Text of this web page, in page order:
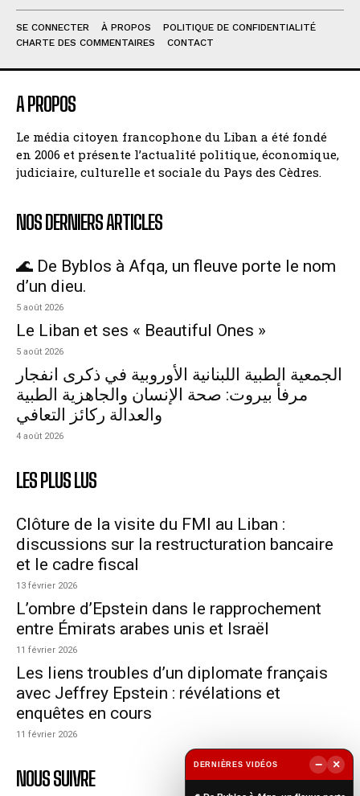
SE CONNECTER À PROPOS
POLITIQUE DE CONFIDENTIALITÉ
CHARTE DES COMMENTAIRES
CONTACT
A PROPOS
Le média citoyen francophone du Liban a été fondé
en 2006 et présente l’actualité politique, économique,
judiciaire, culturelle et sociale du Pays des Cèdres.
NOS DERNIERS ARTICLES
🌊 De Byblos à Afqa, un fleuve porte le nom
d’un dieu.
5 août 2026
Le Liban et ses « Beautiful Ones »
5 août 2026
الجمعية الطبية اللبنانية الأوروبية في ذكرى انفجار
مرفأ بيروت: صحة الإنسان والجاهزية الطبية
والعدالة ركائز التعافي
4 août 2026
LES PLUS LUS
Clôture de la visite du FMI au Liban :
discussions sur la restructuration bancaire
et le cadre fiscal
13 février 2026
L’ombre d’Epstein dans le rapprochement
entre Émirats arabes unis et Israël
11 février 2026
Les liens troubles d’un diplomate français
avec Jeffrey Epstein : révélations et
enquêtes en cours
11 février 2026
NOUS SUIVRE
DERNIÈRES VIDÉOS −
×